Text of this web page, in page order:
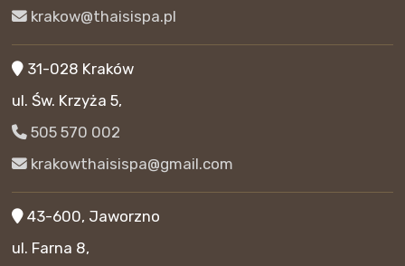
krakow@thaisispa.pl
31-028 Kraków
ul. Św. Krzyża 5,
505 570 002
krakowthaisispa@gmail.com
43-600, Jaworzno
ul. Farna 8,